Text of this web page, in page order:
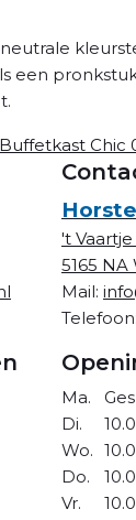
een
Buffetkast Chic
't Vaartje
5165 NA
Mail:
Telefoon:
Ma.
Di.
Wo.
Do.
Vr.